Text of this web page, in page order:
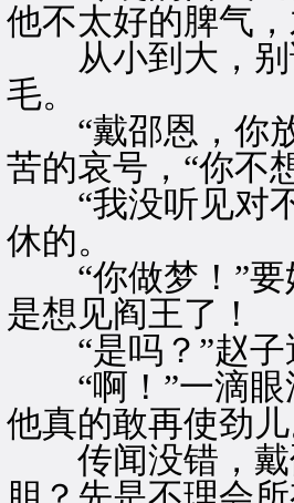
他不太好的脾气
从小到大，别
毛。
“戴邵恩，你放
苦的哀号，“你不
“我没听见对不
休的。
“你做梦！”要
是想见阎王了！
“是吗？”赵子
“啊！”一滴眼
他真的敢再使劲儿
传闻没错，戴